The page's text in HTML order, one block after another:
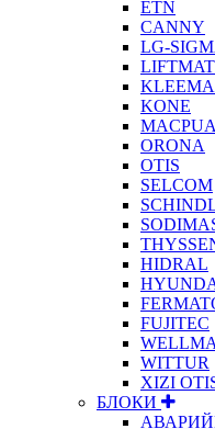
ETN
CANNY
LG-
KONE
ORONA
OTIS
SELCOM
HIDRAL
FUJITEC
WITTUR
XIZI
БЛОКИ